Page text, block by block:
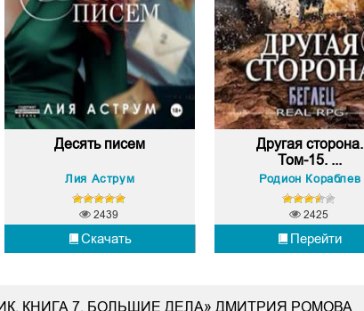
Десять писем
Лия Аструм
Скачать
2439
Другая сторона.
Том-15. ...
Родион Кораблев
Перейти
2425
КНИГА 7. БОЛЬШИЕ ДЕЛА» ДМИТРИЯ РОМОВА